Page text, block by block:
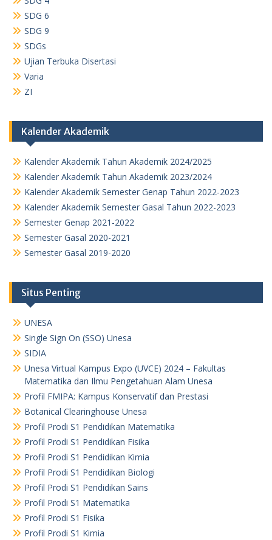
SDG 6
SDG 9
SDGs
Ujian Terbuka Disertasi
Varia
ZI
Kalender Akademik
Kalender Akademik Tahun Akademik 2024/2025
Kalender Akademik Tahun Akademik 2023/2024
Kalender Akademik Semester Genap Tahun 2022-2023
Kalender Akademik Semester Gasal Tahun 2022-2023
Semester Genap 2021-2022
Semester Gasal 2020-2021
Semester Gasal 2019-2020
Situs Penting
UNESA
Single Sign On (SSO) Unesa
SIDIA
Unesa Virtual Kampus Expo (UVCE) 2024 – Fakultas
Matematika dan Ilmu Pengetahuan Alam Unesa
Profil FMIPA: Kampus Konservatif dan Prestasi
Botanical Clearinghouse Unesa
Profil Prodi S1 Pendidikan Matematika
Profil Prodi S1 Pendidikan Fisika
Profil Prodi S1 Pendidikan Kimia
Profil Prodi S1 Pendidikan Biologi
Profil Prodi S1 Pendidikan Sains
Profil Prodi S1 Matematika
Profil Prodi S1 Fisika
Profil Prodi S1 Kimia